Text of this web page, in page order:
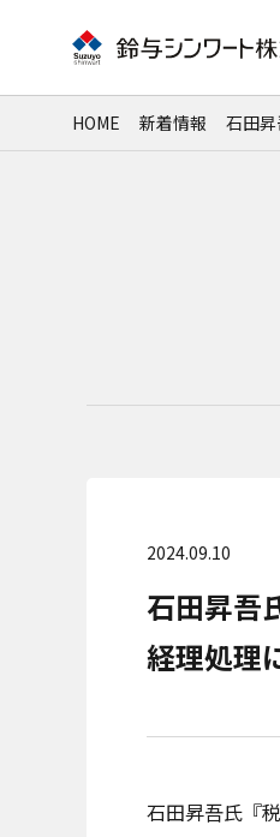
HOME 新着情報 石田
2024.09.10
石田昇吾
経理処理
石田昇吾氏『